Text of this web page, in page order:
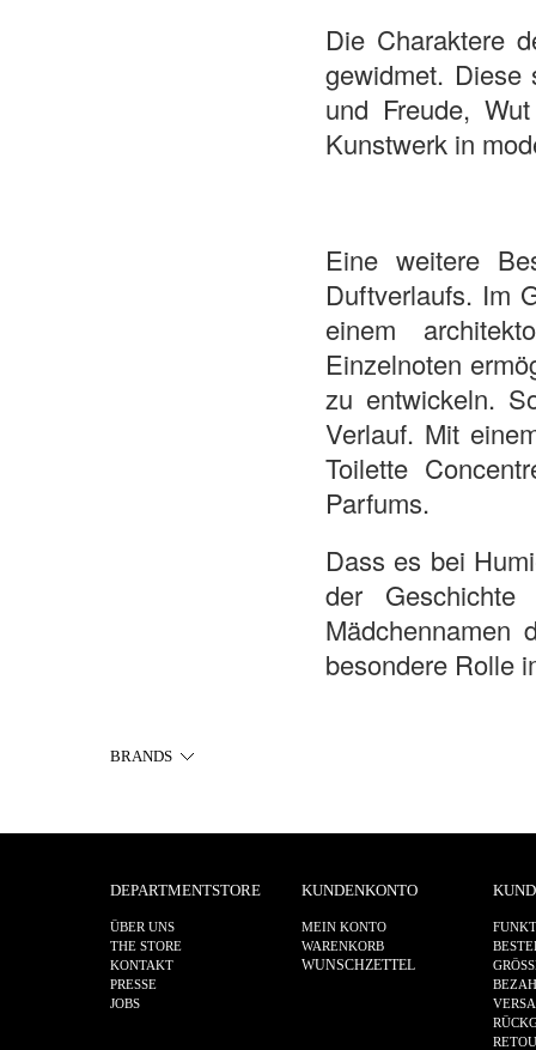
Die Charaktere
gewidmet. Diese
und Freude,
Kunstwerk in
Eine weitere
Duftverlaufs. Im
einem
Einzelnoten
zu entwickeln.
Verlauf. Mit
Toilette
Parfums.
Dass es bei
der
Mädchennamen
besondere Rolle
BRANDS
DEPARTMENTSTORE
ÜBER UNS
THE STORE
KONTAKT
PRESSE
JOBS
KUNDENKONTO
MEIN KONTO
WARENKORB
WUNSCHZETTEL